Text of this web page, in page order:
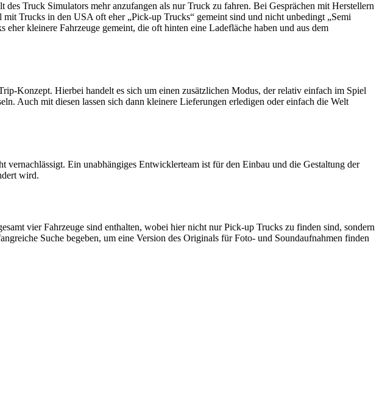
Truck Simulators mehr anzufangen als nur Truck zu fahren. Bei Gesprächen mit Herstellern
Trucks in den USA oft eher „Pick-up Trucks“ gemeint sind und nicht unbedingt „Semi
kleinere Fahrzeuge gemeint, die oft hinten eine Ladefläche haben und aus dem
Konzept. Hierbei handelt es sich um einen zusätzlichen Modus, der relativ einfach im Spiel
Auch mit diesen lassen sich dann kleinere Lieferungen erledigen oder einfach die Welt
vernachlässigt. Ein unabhängiges Entwicklerteam ist für den Einbau und die Gestaltung der
wird.
vier Fahrzeuge sind enthalten, wobei hier nicht nur Pick-up Trucks zu finden sind, sondern
Suche begeben, um eine Version des Originals für Foto- und Soundaufnahmen finden